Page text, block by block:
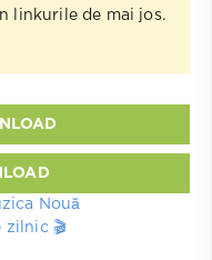
linkurile de mai jos.
Nouă
zilnic 🎬